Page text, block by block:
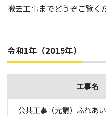
撤去工事までどうぞご覧く
令和1年（2019年）
工事名
公共工事（元請）ふれあ